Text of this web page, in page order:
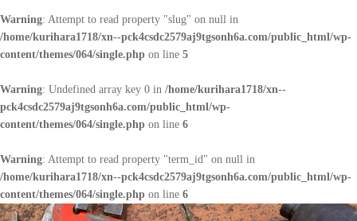
Warning: Attempt to read property "slug" on null in
/home/kurihara1718/xn--pck4csdc2579aj9tgsonh6a.com/public_html/wp-
content/themes/064/single.php on line 5
Warning: Undefined array key 0 in /home/kurihara1718/xn--
pck4csdc2579aj9tgsonh6a.com/public_html/wp-
content/themes/064/single.php on line 6
Warning: Attempt to read property "term_id" on null in
/home/kurihara1718/xn--pck4csdc2579aj9tgsonh6a.com/public_html/wp-
content/themes/064/single.php on line 6